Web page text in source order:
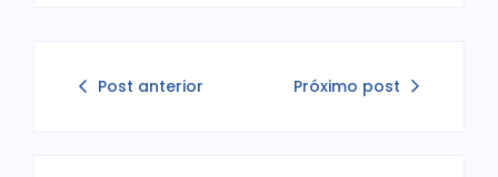
Post anterior Próximo post